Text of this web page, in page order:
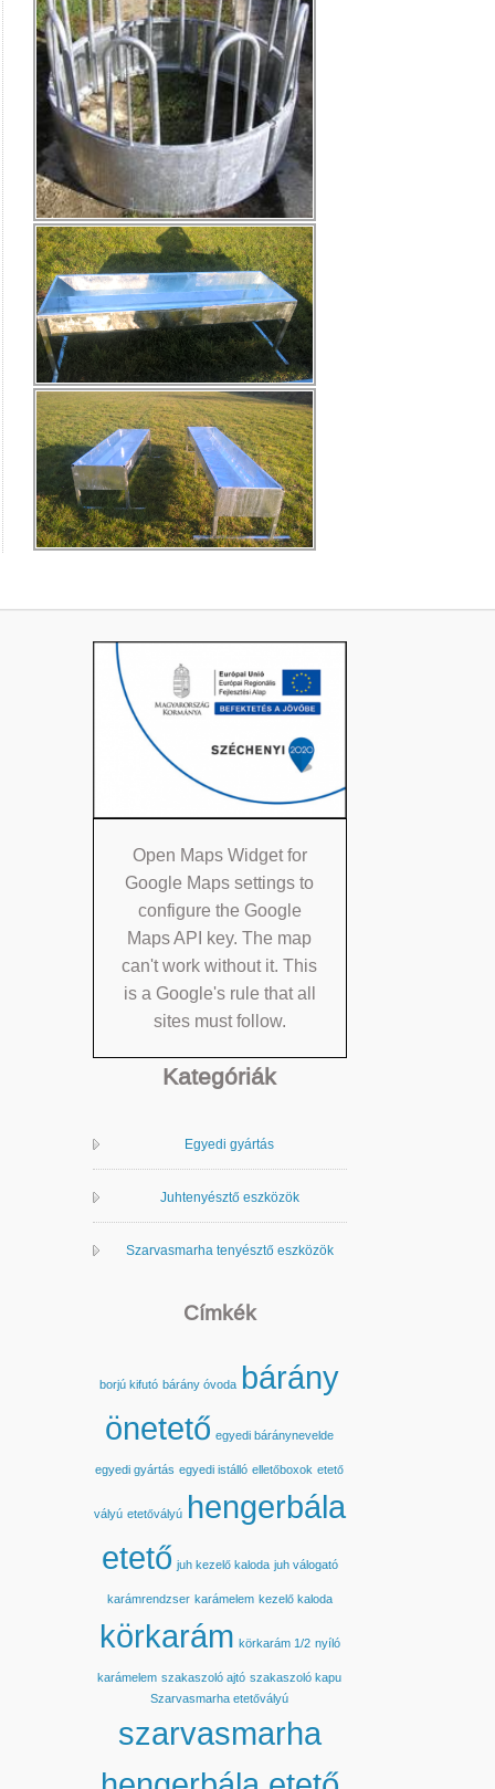
Open Maps Widget for
Google Maps settings to
configure the Google
Maps API key. The map
can't work without it. This
is a Google's rule that all
sites must follow.
Kategóriák
Egyedi gyártás
Juhtenyésztő eszközök
Szarvasmarha tenyésztő eszközök
Címkék
borjú kifutó bárány óvoda bárány
önetető egyedi báránynevelde
egyedi gyártás egyedi istálló elletőboxok etető
vályú etetővályú hengerbála
etető juh kezelő kaloda juh válogató
karámrendzser karámelem kezelő kaloda
körkarám körkarám 1/2 nyíló
karámelem szakaszoló ajtó szakaszoló kapu
Szarvasmarha etetővályú
szarvasmarha